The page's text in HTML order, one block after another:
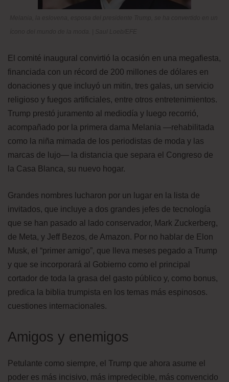
El comité inaugural convirtió la ocasión en una megafiesta,
financiada con un récord de 200 millones de dólares en
donaciones y que incluyó un mitin, tres galas, un servicio
religioso y fuegos artificiales, entre otros entretenimientos.
Trump prestó juramento al mediodía y luego recorrió,
acompañado por la primera dama Melania —rehabilitada
como la niña mimada de los periodistas de moda y las
marcas de lujo— la distancia que separa el Congreso de
la Casa Blanca, su nuevo hogar.
Grandes nombres lucharon por un lugar en la lista de
invitados, que incluye a dos grandes jefes de tecnología
que se han pasado al lado conservador, Mark Zuckerberg,
de Meta, y Jeff Bezos, de Amazon. Por no hablar de Elon
Musk, el “primer amigo”, que lleva meses pegado a Trump
y que se incorporará al Gobierno como el principal
cortador de toda la grasa del gasto público y, como bonus,
predica la biblia trumpista en los temas más espinosos.
cuestiones internacionales.
Amigos y enemigos
Petulante como siempre, el Trump que ahora asume el
poder es más incisivo, más impredecible, más convencido